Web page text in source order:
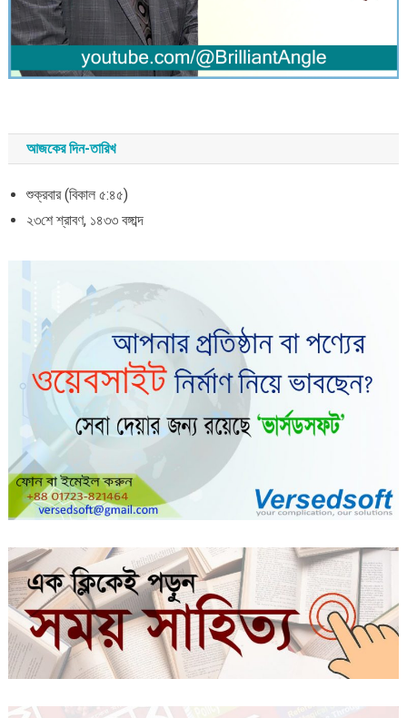
আজকের দিন-তারিখ
শুক্রবার (বিকাল ৫:৪৫)
২৩শে শ্রাবণ, ১৪৩৩ বঙ্গাব্দ